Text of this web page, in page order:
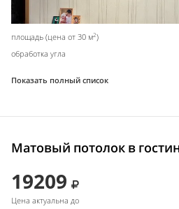
площадь (цена от 30 м2)
обработка угла
Показать полный список
Матовый потолок в
19209
Цена актуальна до